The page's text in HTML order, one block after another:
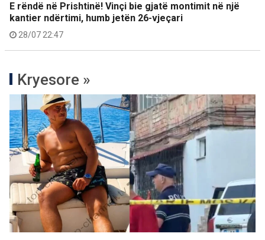
E rëndë në Prishtinë! Vinçi bie gjatë montimit në një
kantier ndërtimi, humb jetën 26-vjeçari
28/07 22:47
Kryesore »